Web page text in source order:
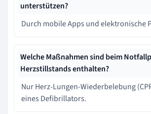
unterstützen?
Durch mobile Apps und elektronische
Welche Maßnahmen sind beim
Herzstillstands enthalten?
Nur Herz-Lungen-Wiederbelebung
eines Defibrillators.